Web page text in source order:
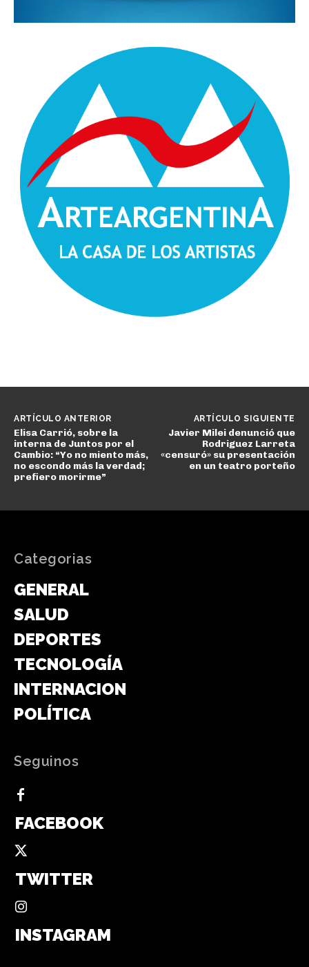
ARTÍCULO ANTERIOR
Elisa Carrió, sobre la
interna de Juntos por el
Cambio: “Yo no miento más,
no escondo más la verdad;
prefiero morirme”
ARTÍCULO SIGUIENTE
Javier Milei denunció que
Rodriguez Larreta
«censuró» su presentación
en un teatro porteño
Categorias
GENERAL
SALUD
DEPORTES
TECNOLOGÍA
INTERNACIONAL
POLÍTICA
Seguinos
FACEBOOK
TWITTER
INSTAGRAM